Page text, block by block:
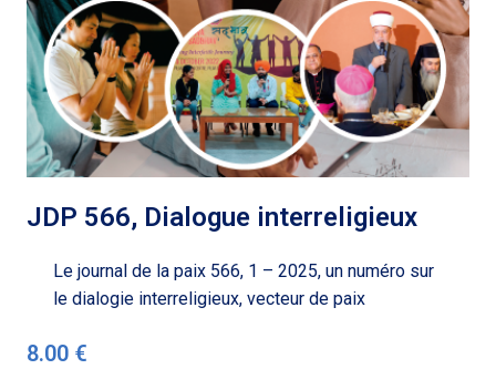
JDP 566, Dialogue interreligieux
Le journal de la paix 566, 1 – 2025, un numéro sur
le dialogie interreligieux, vecteur de paix
8.00 €